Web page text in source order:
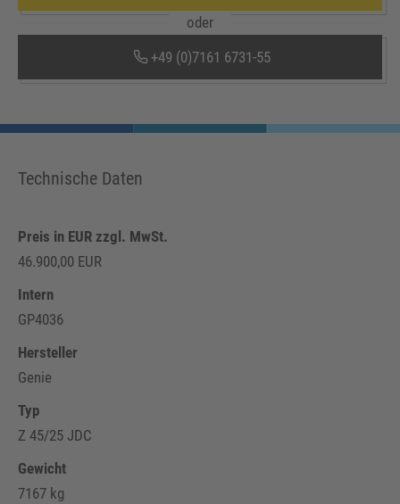
oder
+49 (0)7161 6731-55
Technische Daten
Preis in EUR zzgl. MwSt.
46.900,00 EUR
Intern
GP4036
Hersteller
Genie
Typ
Z 45/25 JDC
Gewicht
7167 kg